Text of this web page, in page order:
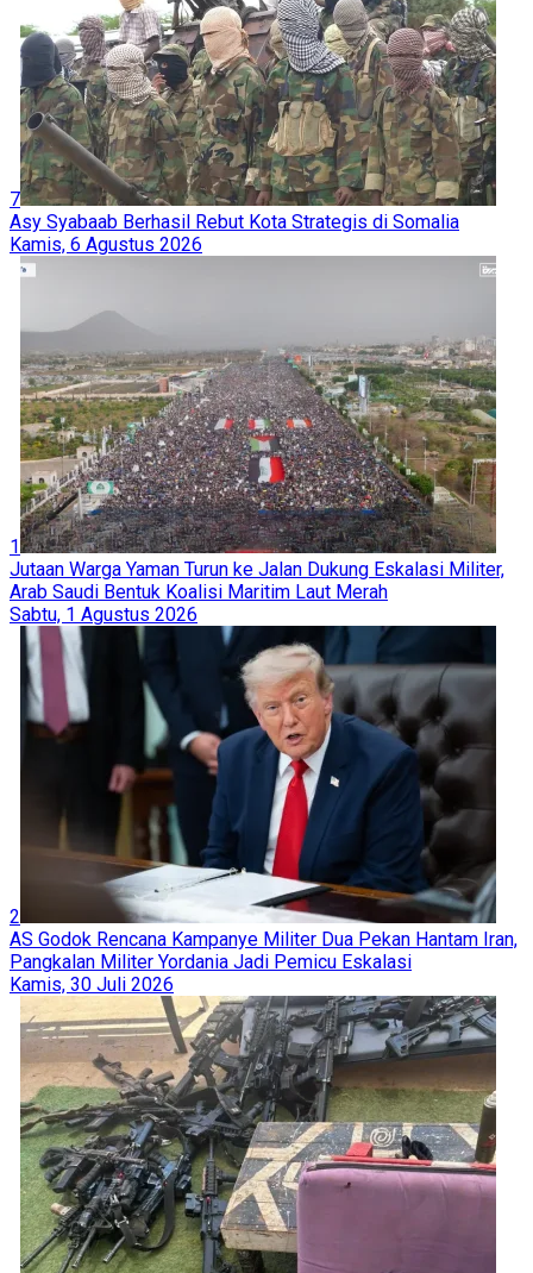
7
Asy Syabaab Berhasil Rebut Kota Strategis di Somalia
Kamis, 6 Agustus 2026
1
Jutaan Warga Yaman Turun ke Jalan Dukung Eskalasi Militer,
Arab Saudi Bentuk Koalisi Maritim Laut Merah
Sabtu, 1 Agustus 2026
2
AS Godok Rencana Kampanye Militer Dua Pekan Hantam Iran,
Pangkalan Militer Yordania Jadi Pemicu Eskalasi
Kamis, 30 Juli 2026